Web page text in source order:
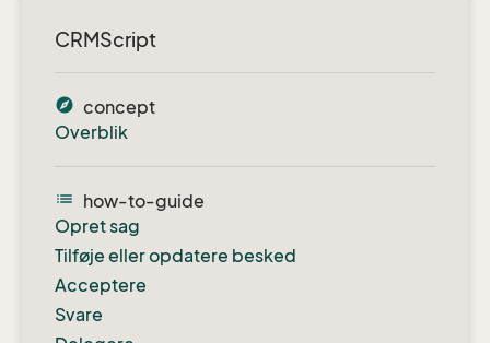
CRMScript
explore concept
Overblik
list
how-to-guide
Opret sag
Tilføje eller opdatere besked
Acceptere
Svare